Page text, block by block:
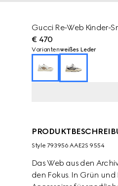
Gucci Re-Web Kinder-
€ 470
Variantenweißes Leder
Style ‎793956 AAE2S 9554
Das Web aus den
den Fokus. In Grün